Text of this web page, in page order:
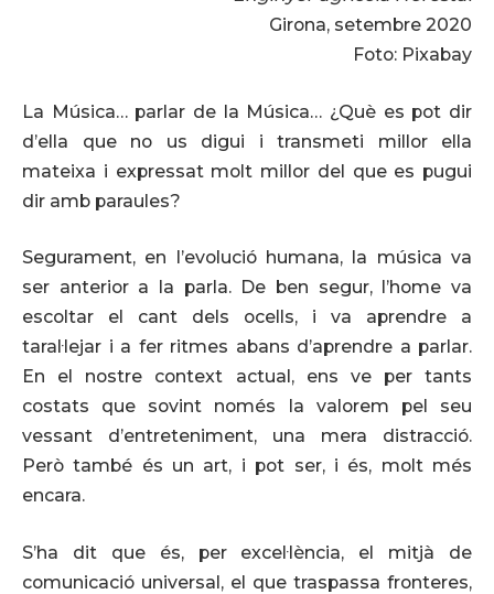
Girona, setembre 2020
Foto: Pixabay
La Música… parlar de la Música… ¿Què es pot dir
d’ella que no us digui i transmeti millor ella
mateixa i expressat molt millor del que es pugui
dir amb paraules?
Segurament, en l’evolució humana, la música va
ser anterior a la parla. De ben segur, l’home va
escoltar el cant dels ocells, i va aprendre a
taral·lejar i a fer ritmes abans d’aprendre a parlar.
En el nostre context actual, ens ve per tants
costats que sovint només la valorem pel seu
vessant d’entreteniment, una mera distracció.
Però també és un art, i pot ser, i és, molt més
encara.
S’ha dit que és, per excel·lència, el mitjà de
comunicació universal, el que traspassa fronteres,